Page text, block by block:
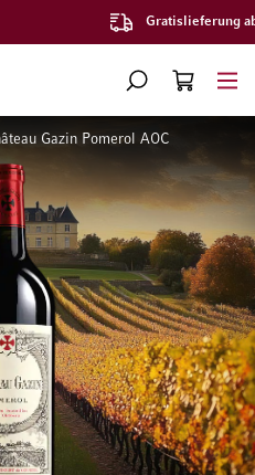
ab CHF 300.–
SUCHE
WARENKORB
Gazin Pomerol AOC
der Bildgalerie springen
Zum Anfang der